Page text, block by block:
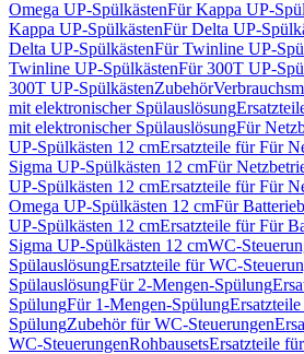
Omega UP-SpülkästenFür Kappa UP-
Kappa UP-SpülkästenFür Delta UP-
Delta UP-SpülkästenFür Twinline UP-
Twinline UP-SpülkästenFür 300T UP-
300T UP-SpülkästenZubehör
mit elektronischer Spülauslösung
mit elektronischer SpülauslösungFür
UP-Spülkästen 12 cmErsatzteile für Für
Sigma UP-Spülkästen 12 cmFür
UP-Spülkästen 12 cmErsatzteile für Für
Omega UP-Spülkästen 12 cmFür
UP-Spülkästen 12 cmErsatzteile für Für
Sigma UP-Spülkästen 12 cmWC-
SpülauslösungErsatzteile für WC-
SpülauslösungFür 2-Mengen-Spülung
SpülungFür 1-Mengen-Spülung
SpülungZubehör für WC-Steuerungen
WC-SteuerungenRohbausetsErsatzteile